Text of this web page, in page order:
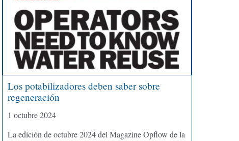
Los potabilizadores deben saber sobre
regeneración
1 octubre 2024
La edición de octubre 2024 del Magazine Opflow de la